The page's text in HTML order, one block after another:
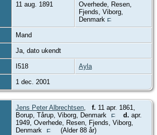
11 aug. 1891
Overhede, Resen,
Fjends, Viborg,
Denmark
Mand
Ja, dato ukendt
I518 Ayla
1 dec. 2001
Jens Peter Albrechtsen, f. 11 apr. 1861,
Borup, Tårup, Viborg, Denmark
d. apr.
1949, Overhede, Resen, Fjends, Viborg,
Denmark
(Alder 88 år)